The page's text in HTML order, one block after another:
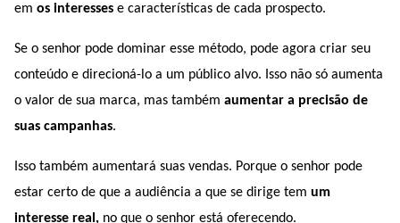
em os interesses e características de cada prospecto.
Se o senhor pode dominar esse método, pode agora criar seu
conteúdo e direcioná-lo a um público alvo. Isso não só aumenta
o valor de sua marca, mas também aumentar a precisão de
suas campanhas.
Isso também aumentará suas vendas. Porque o senhor pode
estar certo de que a audiência a que se dirige tem um
interesse real, no que o senhor está oferecendo.